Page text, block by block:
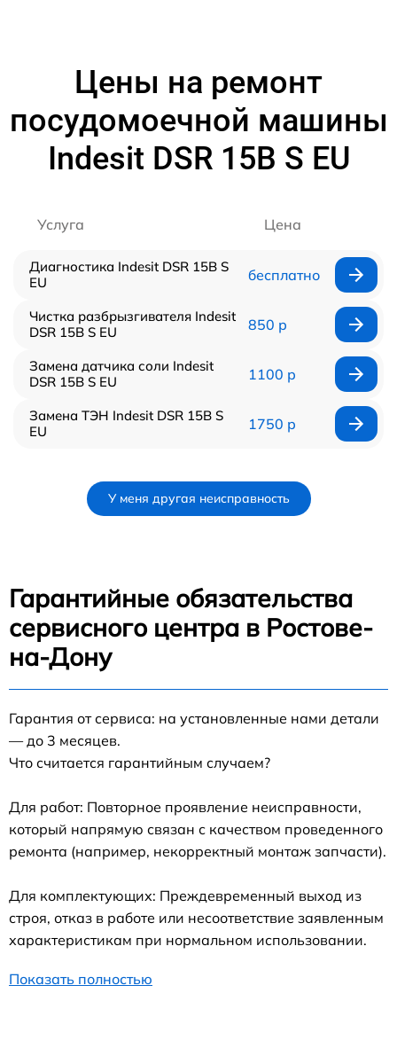
Цены на ремонт
посудомоечной машины
Indesit DSR 15B S EU
Услуга Цена
Диагностика Indesit DSR 15B S
EU
бесплатно
Чистка разбрызгивателя Indesit
DSR 15B S EU
850 р
Замена датчика соли Indesit
DSR 15B S EU
1100 р
Замена ТЭН Indesit DSR 15B S
EU
1750 р
У меня другая неисправность
Гарантийные обязательства
сервисного центра в Ростове-
на-Дону
Гарантия от сервиса: на установленные нами детали
— до 3 месяцев.
Что считается гарантийным случаем?
Для работ: Повторное проявление неисправности,
который напрямую связан с качеством проведенного
ремонта (например, некорректный монтаж запчасти).
Для комплектующих: Преждевременный выход из
строя, отказ в работе или несоответствие заявленным
характеристикам при нормальном использовании.
Показать полностью